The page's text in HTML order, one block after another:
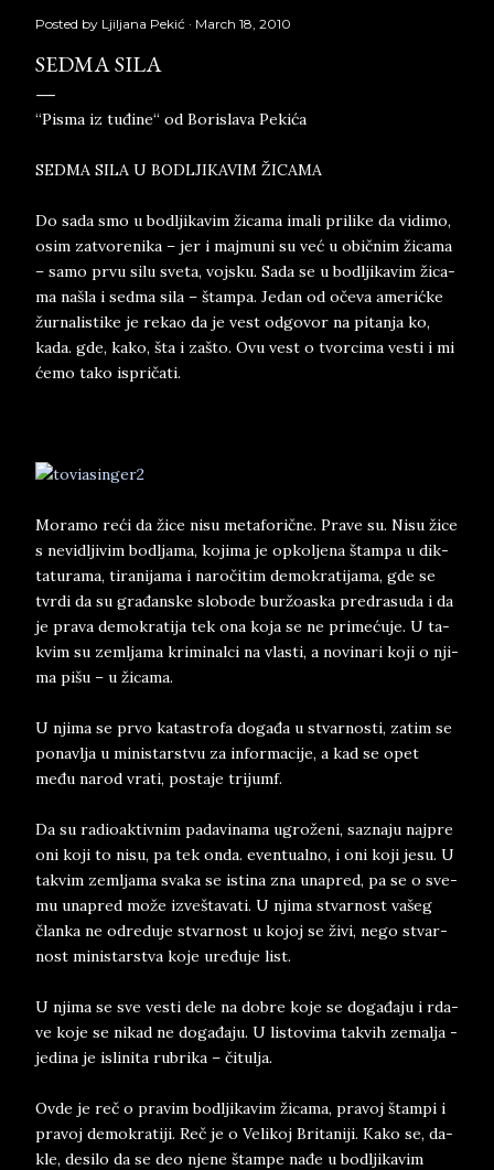
Posted by Ljiljana Pekić March 18, 2010
SEDMA SILA
“Pisma iz tuđine“ od Borislava Pekića
SED­MA SILA U BO­DLJI­KAVIM ŽICA­MA
Do sada smo u bo­dlji­ka­vim žica­ma ima­li pri­li­ke da vi­di­mo,
osim za­tvo­re­ni­ka – jer i maj­mu­ni su već u običnim žica­ma
– samo prvu silu sve­ta, voj­sku. Sada se u bo­dlji­ka­vim žica­
ma našla i sed­ma sila – štam­pa. Je­dan od očeva ame­rićke
žur­na­li­sti­ke je re­kao da je vest od­go­vor na pi­tan­ja ko,
kada. gde, kako, šta i zašto. Ovu vest o tvor­ci­ma ve­sti i mi
ćemo tako is­pričati.
Mo­ra­mo reći da žice nisu me­ta­fo­rične. Pra­ve su. Nisu žice
s ne­vi­dlji­vim bo­dlja­ma, ko­ji­ma je op­kol­je­na štam­pa u dik­
ta­tu­ra­ma, ti­ra­ni­ja­ma i naročitim de­mo­kra­ti­ja­ma, gde se
tvr­di da su građan­ske slo­bo­de buržoa­ska pred­ra­su­da i da
je pra­va de­mo­kra­ti­ja tek ona koja se ne pri­mećuje. U ta­
kvim su zem­lja­ma kri­mi­nal­ci na vla­sti, a no­vi­na­ri koji o nji­
ma pišu – u žica­ma.
U nji­ma se prvo ka­ta­stro­fa događa u stvar­no­sti, za­tim se
po­nav­lja u mi­ni­star­stvu za in­for­ma­ci­je, a kad se opet
među na­rod vra­ti, po­sta­je tri­jumf.
Da su ra­di­o­a­ktiv­nim pa­da­vi­na­ma ugroženi, sa­zna­ju naj­pre
oni koji to nisu, pa tek onda. even­tual­no, i oni koji jesu. U
ta­kvim zem­lja­ma sva­ka se isti­na zna una­pred, pa se o sve­
mu una­pred može izvešta­va­ti. U nji­ma stvar­nost vašeg
član­ka ne od­re­du­je stvar­nost u ko­joj se živi, nego stvar­
nost mini­star­stva koje uređuje list.
U nji­ma se sve ve­sti dele na do­bre koje se do­ga­đa­ju i rda­
ve koje se ni­kad ne do­ga­đa­ju. U listo­vi­ma ta­kvih ze­mal­ja ­
je­di­na ­je isli­ni­ta ru­bri­ka – čitu­lja.
Ov­de ­je reč o pra­vim bo­dlji­ka­vim žica­ma, pra­voj štam­pi i
pra­voj de­mo­kra­ti­ji. Reč je o Ve­li­koj Bri­ta­ni­ji. Kako se, da­
kle, de­si­lo da se deo nje­ne štam­pe nađe u bo­dlji­ka­vim